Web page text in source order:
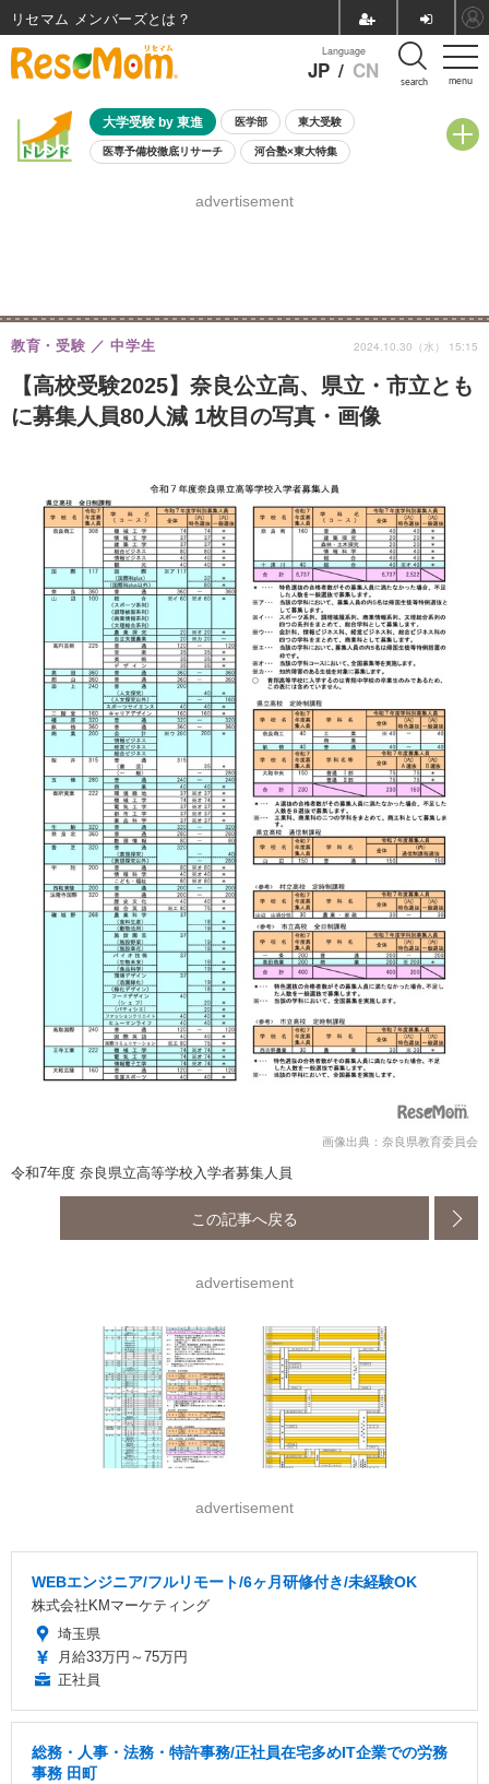
menu
Language
JP / CN search
大学受験 by 東進 医学部 東大受験
医専予備校徹底リサーチ 河合塾×東大特集
8月開催学校説明会・相談会
advertisement
【高校受験2025】奈良公立高、県立・市立とも
に募集人員80人減 1枚目の写真・画像
教育・受験 中学生 2024.10.30（水） 15:15
画像出典：奈良県教育委員会
令和7年度 奈良県立高等学校入学者募集人員
この記事へ戻る
advertisement
advertisement
WEBエンジニア/フルリモート/6ヶ月研修付き/未経験OK
株式会社KMマーケティング
埼玉県
月給33万円～75万円
正社員
総務・人事・法務・特許事務/正社員在宅多めIT企業での労務
事務 田町
リセマム メンバーズ